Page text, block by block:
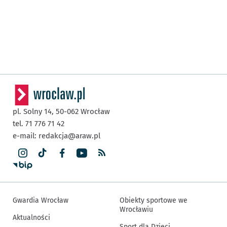
pl. Solny 14, 50-062 Wrocław
tel. 71 776 71 42
e-mail: redakcja@araw.pl
Gwardia Wrocław
Aktualności
Obiekty sportowe we
Wrocławiu